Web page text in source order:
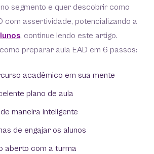
segmento e quer descobrir como
com assertividade, potencializando a
, continue lendo este artigo.
preparar aula EAD em 6 passos:
acadêmico em sua mente
plano de aula
maneira inteligente
de engajar os alunos
aberto com a turma